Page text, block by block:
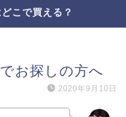
こで買える？
お探しの方へ
2020年9月10日